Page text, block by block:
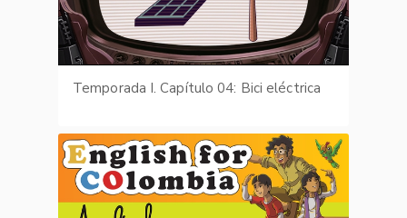
Temporada I. Capítulo 04: Bici eléctrica